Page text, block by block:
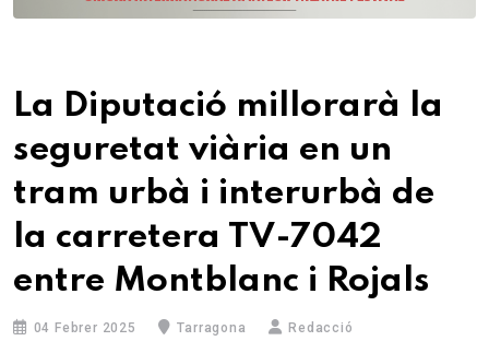
La Diputació millorarà la
seguretat viària en un
tram urbà i interurbà de
la carretera TV-7042
entre Montblanc i Rojals
04 Febrer 2025 Tarragona Redacció